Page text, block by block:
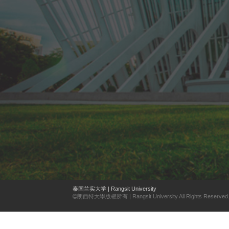
泰国兰实大学 | Rangsit University
朗西特大學版權所有 | Rangsit University All Rights Reserved.